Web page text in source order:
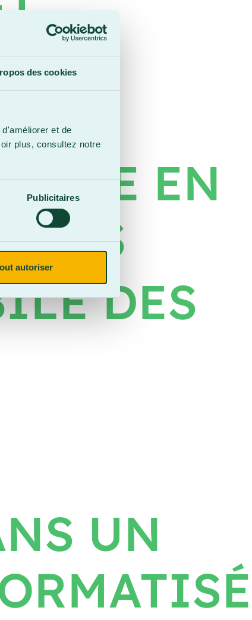
des cookies
et de
plus, consultez notre
Publicitaires
autoriser
EN
DES
UN